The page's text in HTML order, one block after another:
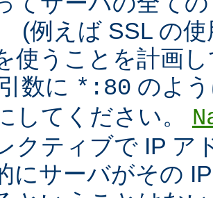
(例えば SSL の
使うことを計画
数に *:80 のよ
してください。
クティブで IP ア
にサーバがその